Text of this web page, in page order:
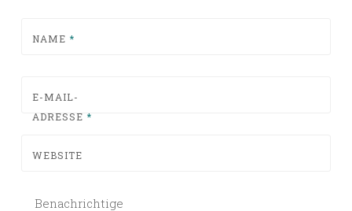
NAME *
E-MAIL-
ADRESSE *
WEBSITE
Benachrichtige